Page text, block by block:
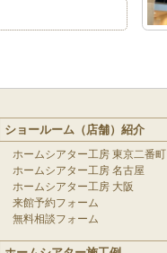
ショールーム（店舗）紹介
ホームシアター工房 東京二番町
ホームシアター工房 名古屋
ホームシアター工房 大阪
来館予約フォーム
無料相談フォーム